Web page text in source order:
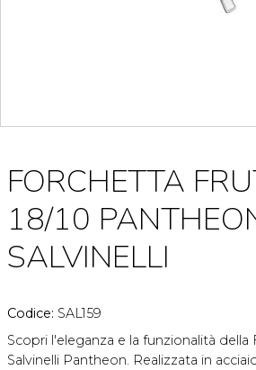
FORCHETTA
18/10
SALVINELLI
Codice: SAL159
Scopri l'eleganza e la funzionalità
Salvinelli Pantheon. Realizzata in